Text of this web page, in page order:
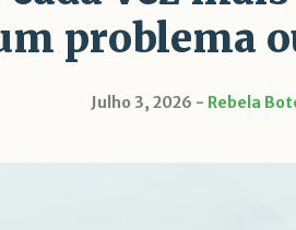
problema
Julho 3, 2026 Rebela